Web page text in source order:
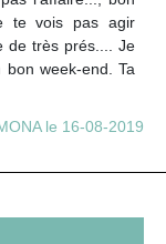
te vois pas agir
de très prés.... Je
week-end. Ta
le 16-08-2019